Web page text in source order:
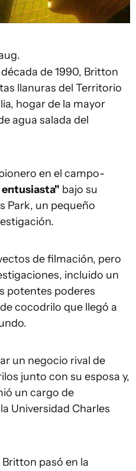
de 1990, Britton
llanuras del Territorio
hogar de la mayor
agua salada del
en el campo-
bajo su
Park, un pequeño
de filmación, pero
incluido un
potentes poderes
cocodrilo que llegó a
un negocio rival de
junto con su esposa y,
un cargo de
Universidad Charles
pasó en la